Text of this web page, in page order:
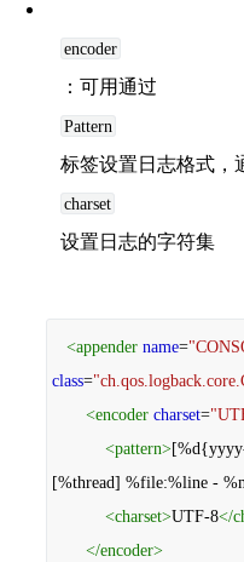
encoder
：可用通过
Pattern
标签设置日志格式，
charset
设置日志的字符集
<appender name=
class=
<encoder charset=
<pattern>
[%thread] %file:%line -
<charset>UTF-8</
</encoder>